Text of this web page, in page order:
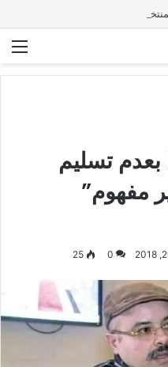
كوت ديفوار
بعدم تسليم
مفهوم”
0
25